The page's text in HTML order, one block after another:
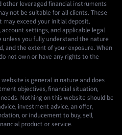
other leveraged financial instruments
not be suitable for all clients. These
exceed your initial deposit,
settings, and applicable legal
unless you fully understand the nature
and the extent of your exposure. When
not own or have any rights to the
is general in nature and does
objectives, financial situation,
Nothing on this website should be
investment advice, an offer,
or inducement to buy, sell,
product or service.